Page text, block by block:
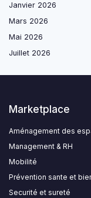
Janvier 2026
Mars 2026
Mai 2026
Juillet 2026
Marketplace
Aménagement des
Management & RH
Mobilité
Prévention sante et
Securité et sureté